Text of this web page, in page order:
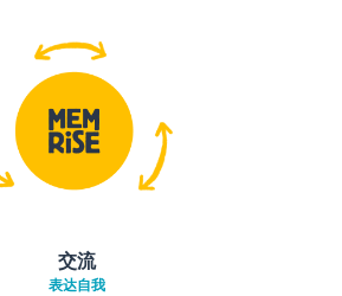
交流
表达自我